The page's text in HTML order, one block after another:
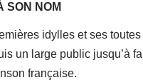
SON NOM
idylles et ses
un large public jusqu’à
française.